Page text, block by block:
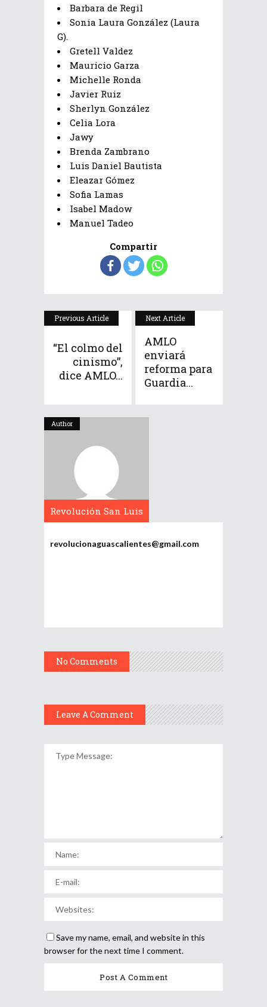
Barbara de Regil
Sonia Laura González (Laura
G).
Gretell Valdez
Mauricio Garza
Michelle Ronda
Javier Ruiz
Sherlyn González
Celia Lora
Jawy
Brenda Zambrano
Luis Daniel Bautista
Eleazar Gómez
Sofia Lamas
Isabel Madow
Manuel Tadeo
Compartir
Previous Article
“El colmo del
cinismo”,
dice AMLO...
Next Article
AMLO
enviará
reforma para
Guardia...
Author
Revolución San Luis
revolucionaguascalientes@gmail.com
No Comments
Leave A Comment
Save my name, email, and website in this
browser for the next time I comment.